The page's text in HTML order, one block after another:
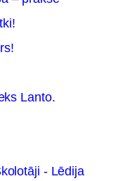
Lanto.
- Lēdija